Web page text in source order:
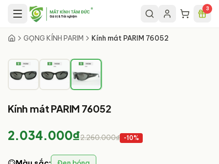
Chuyển đến nội dung chính 3
GỌNG KÍNH PARIM Kính mát PARIM 76052
Kính mát PARIM 76052
2.034.000₫2.260.000₫ -10%